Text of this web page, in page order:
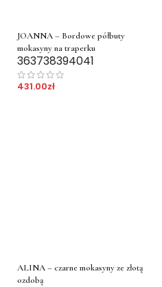
JOANNA – Bordowe półbuty
mokasyny na traperku
363738394041
431.00zł
ALINA – czarne mokasyny ze złotą
ozdobą